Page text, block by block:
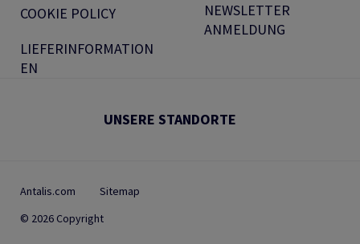
COOKIE POLICY
LIEFERINFORMATION
EN
NEWSLETTER
ANMELDUNG
UNSERE STANDORTE
Antalis.com
Sitemap
© 2026 Copyright